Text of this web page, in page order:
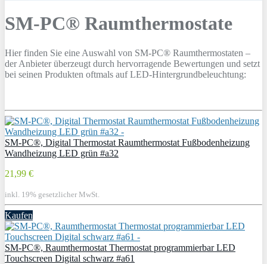
SM-PC® Raumthermostate
Hier finden Sie eine Auswahl von SM-PC® Raumthermostaten –
der Anbieter überzeugt durch hervorragende Bewertungen und setzt
bei seinen Produkten oftmals auf LED-Hintergrundbeleuchtung:
SM-PC®, Digital Thermostat Raumthermostat Fußbodenheizung
Wandheizung LED grün #a32
21,99 €
inkl. 19% gesetzlicher MwSt.
Kaufen
SM-PC®, Raumthermostat Thermostat programmierbar LED
Touchscreen Digital schwarz #a61